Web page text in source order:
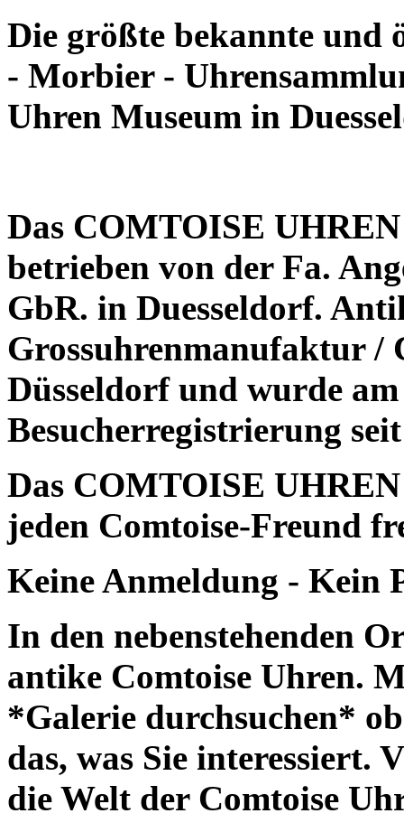
Die größte bekannte und
- Morbier -
Uhren Museum in
Das COMTOISE
betrieben von der Fa.
GbR. in Duesseldorf.
Grossuhrenmanufaktur /
Düsseldorf und wurde
Besucherregistrierung
Das COMTOISE
jeden Comtoise-Freund
Keine Anmeldung - Kein
In den nebenstehenden
antike Comtoise Uhren.
*Galerie durchsuchen*
das, was Sie interessiert.
die Welt der Comtoise